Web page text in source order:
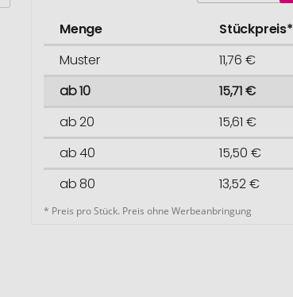
Menge
Stückpreis*
Muster
11,76 €
ab 10
15,71 €
ab 20
15,61 €
ab 40
15,50 €
ab 80
13,52 €
* Preis pro Stück. Preis ohne Werbeanbringung